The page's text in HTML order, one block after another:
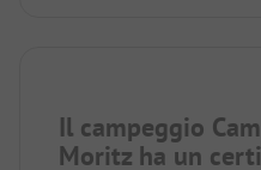
Il campeggio
Moritz ha un